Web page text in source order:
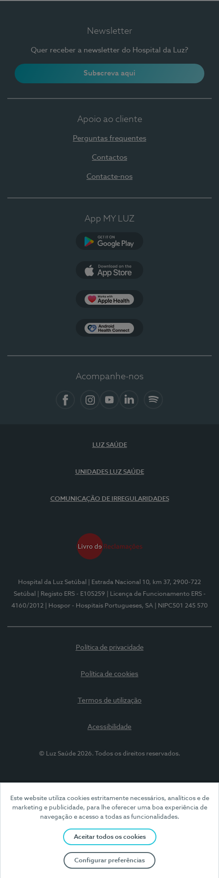
Este website utiliza cookies estritamente necessários, analíticos e de
marketing e publicidade, para lhe oferecer uma boa experiência de
navegação e acesso a todas as funcionalidades.
Aceitar todos os cookies
Configurar preferências
Newsletter
Quer receber a newsletter do Hospital da Luz?
Subscreva aqui
Apoio ao cliente
Perguntas frequentes
Contactos
Contacte-nos
App MY LUZ
Acompanhe-nos
LUZ SAÚDE
UNIDADES LUZ SAÚDE
COMUNICAÇÃO DE IRREGULARIDADES
Hospital da Luz Setúbal
| Estrada Nacional 10, km 37, 2900-722
Setúbal
| Registo ERS - E105259
| Licença de Funcionamento ERS -
4160/2012
| Hospor - Hospitais Portugueses, SA | NIPC501 245 570
Política de privacidade
Política de cookies
Termos de utilização
Acessibilidade
© Luz Saúde 2026. Todos os direitos reservados.